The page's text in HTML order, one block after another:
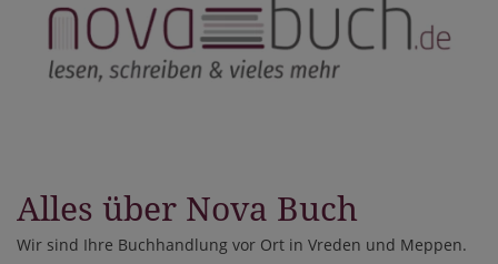
Alles über Nova Buch
Wir sind Ihre Buchhandlung vor Ort in Vreden und Meppen.